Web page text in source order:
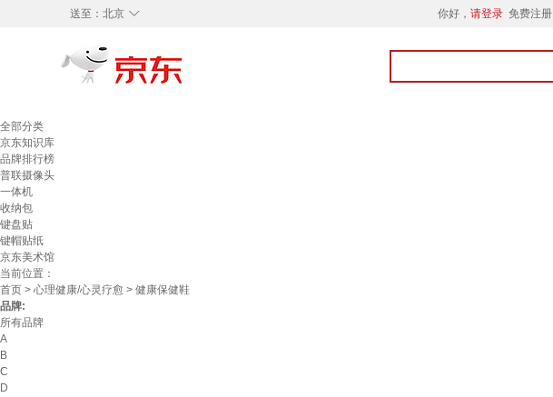
◇
送至： 北京 你好， 请登录 免费注册
全部分类
京东知识库
品牌排行榜
普联摄像头
一体机
收纳包
键盘贴
键帽贴纸
京东美术馆
当前位置：
首页 > 心理健康/心灵疗愈 > 健康保健鞋
品牌:
所有品牌
A
B
C
D